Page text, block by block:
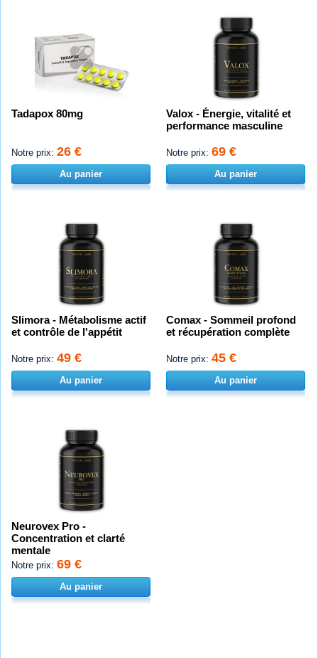
Tadapox 80mg
Notre prix: 26 €
Au panier
Valox - Énergie, vitalité et
performance masculine
Notre prix: 69 €
Au panier
Slimora - Métabolisme actif
et contrôle de l'appétit
Notre prix: 49 €
Au panier
Comax - Sommeil profond
et récupération complète
Notre prix: 45 €
Au panier
Neurovex Pro -
Concentration et clarté
mentale
Notre prix: 69 €
Au panier